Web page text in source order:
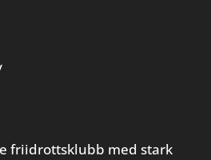
friidrottsklubb med stark